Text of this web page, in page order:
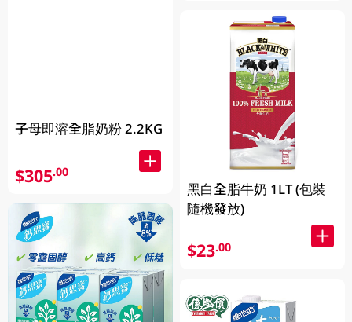
子母即溶全脂奶粉 2.2KG
$305.00
黑白全脂牛奶 1LT (包裝
隨機發放)
$23.00